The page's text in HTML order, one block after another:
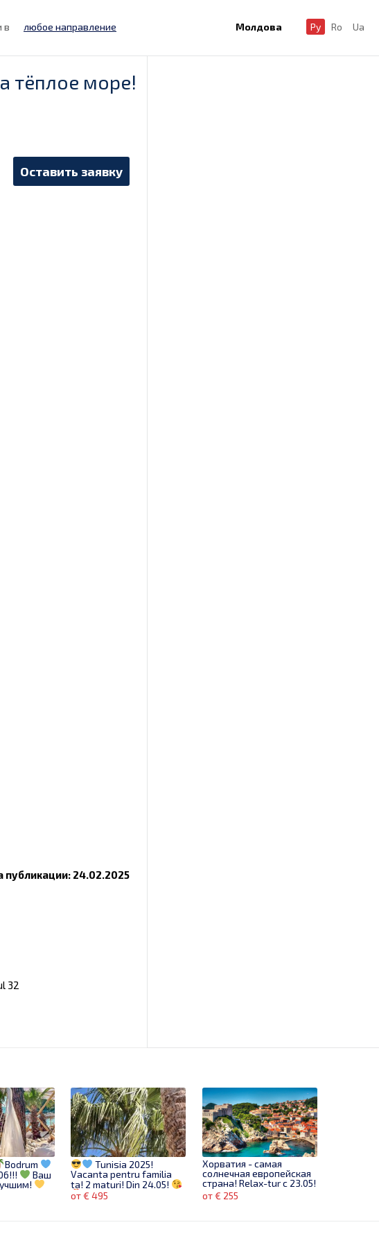
в любое направление Молдова Ру Ro Ua
тёплое море!
Оставить заявку
публикации: 24.02.2025
32
Bodrum
Ваш
Tunisia 2025!
Vacanta pentru familia
ta! 2 maturi! Din 24.05!
от € 495
Хорватия - самая
солнечная европейская
страна! Relax-tur с 23.05!
от € 255